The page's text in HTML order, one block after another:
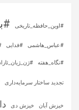
#اوین_حافظه_تاریخی
#عباس_هاشمی #فدایی
#نگاه_هفته
تجدید ساختار سرمایه‌داری
خیزش آبان خیزش دی